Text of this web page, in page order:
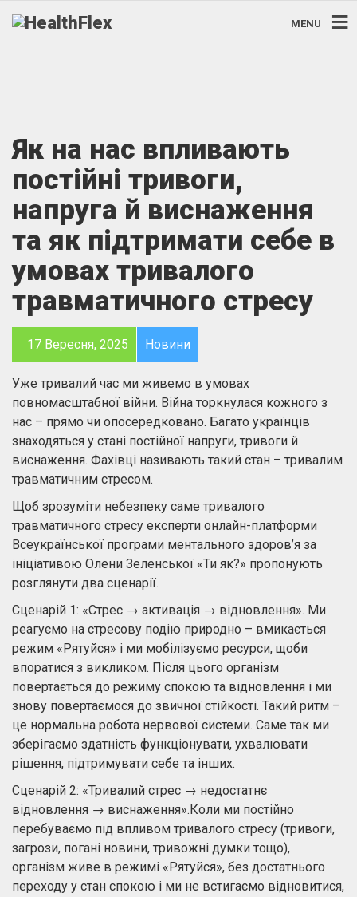
MENU
Як на нас впливають
постійні тривоги,
напруга й виснаження
та як підтримати себе в
умовах тривалого
травматичного стресу
17 Вересня, 2025 Новини
Уже тривалий час ми живемо в умовах
повномасштабної війни. Війна торкнулася кожного з
нас – прямо чи опосередковано. Багато українців
знаходяться у стані постійної напруги, тривоги й
виснаження. Фахівці називають такий стан – тривалим
травматичним стресом.
Щоб зрозуміти небезпеку саме тривалого
травматичного стресу експерти онлайн-платформи
Всеукраїнської програми ментального здоров’я за
ініціативою Олени Зеленської «Ти як?» пропонують
розглянути два сценарії.
Сценарій 1: «Стрес → активація → відновлення». Ми
реагуємо на стресову подію природно – вмикається
режим «Рятуйся» і ми мобілізуємо ресурси, щоби
впоратися з викликом. Після цього організм
повертається до режиму спокою та відновлення і ми
знову повертаємося до звичної стійкості. Такий ритм –
це нормальна робота нервової системи. Саме так ми
зберігаємо здатність функціонувати, ухвалювати
рішення, підтримувати себе та інших.
Сценарій 2: «Тривалий стрес → недостатнє
відновлення → виснаження».Коли ми постійно
перебуваємо під впливом тривалого стресу (тривоги,
загрози, погані новини, тривожні думки тощо),
організм живе в режимі «Рятуйся», без достатнього
переходу у стан спокою і ми не встигаємо відновитися,